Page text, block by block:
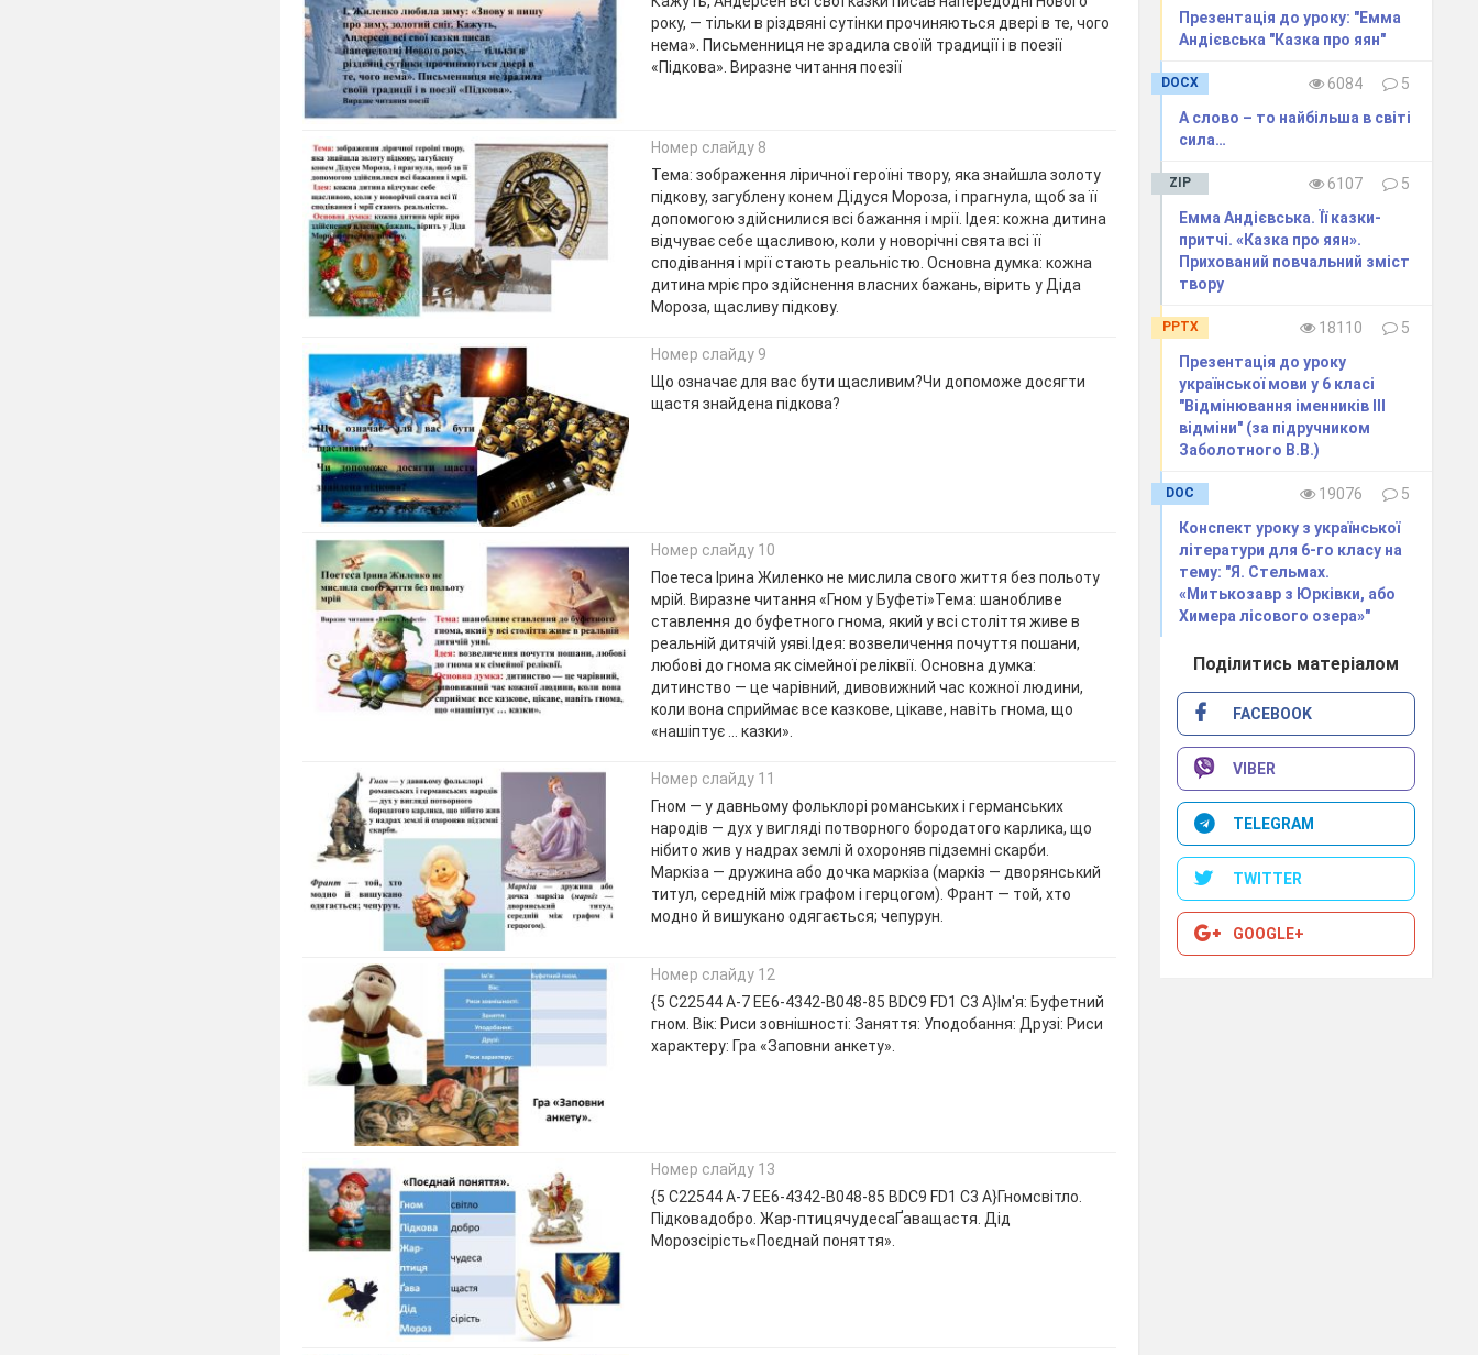
року, — тільки в різдвяні сутінки прочиняються двері в те, чого
нема». Письменниця не зрадила своїй традиції і в поезії
«Підкова». Виразне читання поезії
Номер слайду 8
Тема: зображення ліричної героїні твору, яка знайшла золоту
підкову, загублену конем Дідуся Мороза, і прагнула, щоб за її
допомогою здійснилися всі бажання і мрії. Ідея: кожна дитина
відчуває себе щасливою, коли у новорічні свята всі її
сподівання і мрії стають реальністю. Основна думка: кожна
дитина мріє про здійснення власних бажань, вірить у Діда
Мороза, щасливу підкову.
Номер слайду 9
Що означає для вас бути щасливим?Чи допоможе досягти
щастя знайдена підкова?
Номер слайду 10
Поетеса Ірина Жиленко не мислила свого життя без польоту
мрій. Виразне читання «Гном у Буфеті»Тема: шанобливе
ставлення до буфетного гнома, який у всі століття живе в
реальній дитячій уяві.Ідея: возвеличення почуття пошани,
любові до гнома як сімейної реліквії. Основна думка:
дитинство — це чарівний, дивовижний час кожної людини,
коли вона сприймає все казкове, цікаве, навіть гнома, що
«нашіптує … казки».
Номер слайду 11
Гном — у давньому фольклорі романських і германських
народів — дух у вигляді потворного бородатого карлика, що
нібито жив у надрах землі й охороняв підземні скарби.
Маркіза — дружина або дочка маркіза (маркіз — дворянський
титул, середній між графом і герцогом). Франт — той, хто
модно й вишукано одягається; чепурун.
Номер слайду 12
{5 C22544 A-7 EE6-4342-B048-85 BDC9 FD1 C3 A}Ім'я: Буфетний
гном. Вік: Риси зовнішності: Заняття: Уподобання: Друзі: Риси
характеру: Гра «Заповни анкету».
Номер слайду 13
{5 C22544 A-7 EE6-4342-B048-85 BDC9 FD1 C3 A}Гномсвітло.
Підковадобро. Жар-птицячудесаҐаващастя. Дід
Морозсірість«Поєднай поняття».
Презентація до уроку: "Емма
Андієвська "Казка про яян"
DOCX 6084
5
А слово – то найбільша в світі
сила…
ZIP 6107
5
Емма Андієвська. Її казки-
притчі. «Казка про яян».
Прихований повчальний зміст
твору
PPTX 18110
5
Презентація до уроку
української мови у 6 класі
"Відмінювання іменників ІІІ
відміни" (за підручником
Заболотного В.В.)
DOC 19076
5
Конспект уроку з української
літератури для 6-го класу на
тему: "Я. Стельмах.
«Митькозавр з Юрківки, або
Химера лісового озера»"
Поділитись матеріалом
FACEBOOK
VIBER
TELEGRAM
TWITTER
GOOGLE+